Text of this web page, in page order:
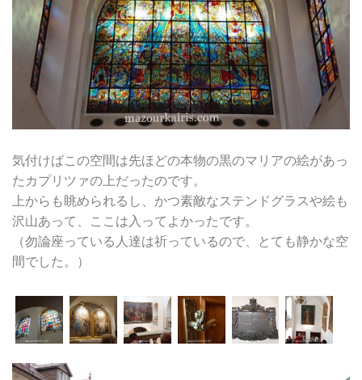
気付けばこの空間は先ほどの本物の黒のマリアの絵があっ
たカプリツァの上だったのです。
上からも眺められるし、かつ素敵なステンドグラスや絵も
沢山あって、ここは入ってよかったです。
（勿論座っている人達は祈っているので、とても静かな空
間でした。）